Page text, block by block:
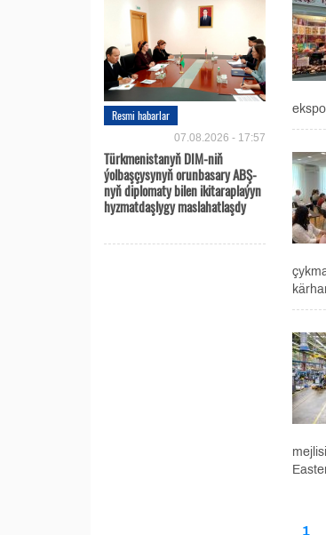
Resmi habarlar
07.08.2026 - 17:57
Türkmenistanyň DIM-niň
ýolbaşçysynyň orunbasary ABŞ-
nyň diplomaty bilen ikitaraplaýyn
hyzmatdaşlygy maslahatlaşdy
1